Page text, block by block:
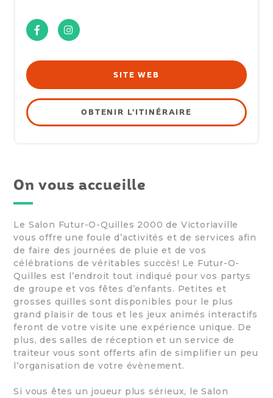
FacebookInstagram
SITE WEB
OBTENIR L'ITINÉRAIRE
On vous accueille
Le Salon Futur-O-Quilles 2000 de Victoriaville
vous offre une foule d’activités et de services afin
de faire des journées de pluie et de vos
célébrations de véritables succès! Le Futur-O-
Quilles est l’endroit tout indiqué pour vos partys
de groupe et vos fêtes d’enfants. Petites et
grosses quilles sont disponibles pour le plus
grand plaisir de tous et les jeux animés interactifs
feront de votre visite une expérience unique. De
plus, des salles de réception et un service de
traiteur vous sont offerts afin de simplifier un peu
l’organisation de votre évènement.
Si vous êtes un joueur plus sérieux, le Salon